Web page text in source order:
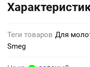
Теги товаров Для
Smeg